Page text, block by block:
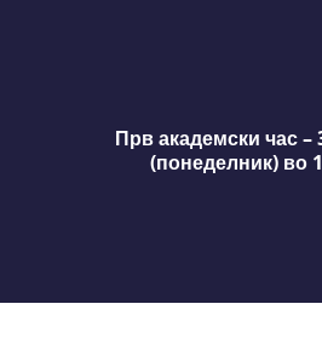
Прв академски час –
(понеделник) во